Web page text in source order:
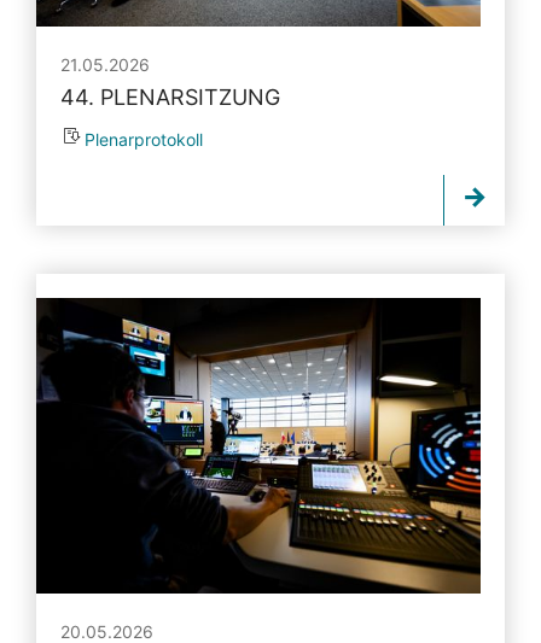
21.05.2026
44. PLENARSITZUNG
Plenarprotokoll
20.05.2026